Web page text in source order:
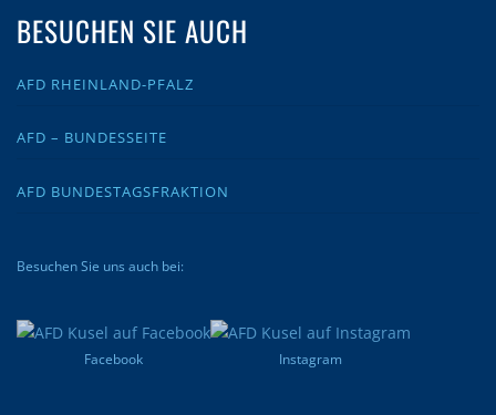
BESUCHEN SIE AUCH
AFD RHEINLAND-PFALZ
AFD – BUNDESSEITE
AFD BUNDESTAGSFRAKTION
Besuchen Sie uns auch bei:
Facebook Instagram